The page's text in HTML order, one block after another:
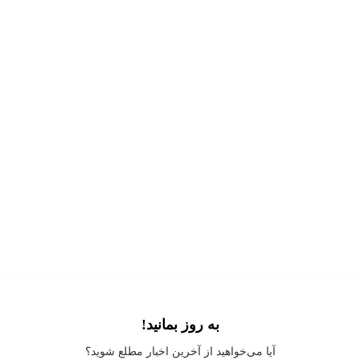
Application error: a client
-side exception has occurred while loading
به روز بمانید!
آیا می‌خواهید از آخرین اخبار مطلع شوید؟